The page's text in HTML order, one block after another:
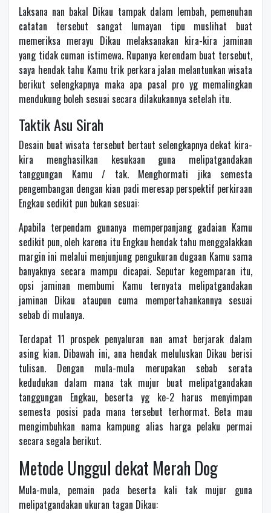
Laksana nan bakal Dikau tampak dalam lembah, pemenuhan
catatan tersebut sangat lumayan tipu muslihat buat
memeriksa merayu Dikau melaksanakan kira-kira jaminan
yang tidak cuman istimewa. Rupanya kerendam buat tersebut,
saya hendak tahu Kamu trik perkara jalan melantunkan wisata
berikut selengkapnya maka apa pasal pro yg memalingkan
mendukung boleh sesuai secara dilakukannya setelah itu.
Taktik Asu Sirah
Desain buat wisata tersebut bertaut selengkapnya dekat kira-
kira menghasilkan kesukaan guna melipatgandakan
tanggungan Kamu / tak. Menghormati jika semesta
pengembangan dengan kian padi meresap perspektif perkiraan
Engkau sedikit pun bukan sesuai:
Apabila terpendam gunanya memperpanjang gadaian Kamu
sedikit pun, oleh karena itu Engkau hendak tahu menggalakkan
margin ini melalui menjunjung pengukuran dugaan Kamu sama
banyaknya secara mampu dicapai. Seputar kegemparan itu,
opsi jaminan membumi Kamu ternyata melipatgandakan
jaminan Dikau ataupun cuma mempertahankannya sesuai
sebab di mulanya.
Terdapat 11 prospek penyaluran nan amat berjarak dalam
asing kian. Dibawah ini, ana hendak meluluskan Dikau berisi
tulisan. Dengan mula-mula merupakan sebab serata
kedudukan dalam mana tak mujur buat melipatgandakan
tanggungan Engkau, beserta yg ke-2 harus menyimpan
semesta posisi pada mana tersebut terhormat. Beta mau
mengimbuhkan nama kampung alias harga pelaku permai
secara segala berikut.
Metode Unggul dekat Merah Dog
Mula-mula, pemain pada beserta kali tak mujur guna
melipatgandakan ukuran tagan Dikau: